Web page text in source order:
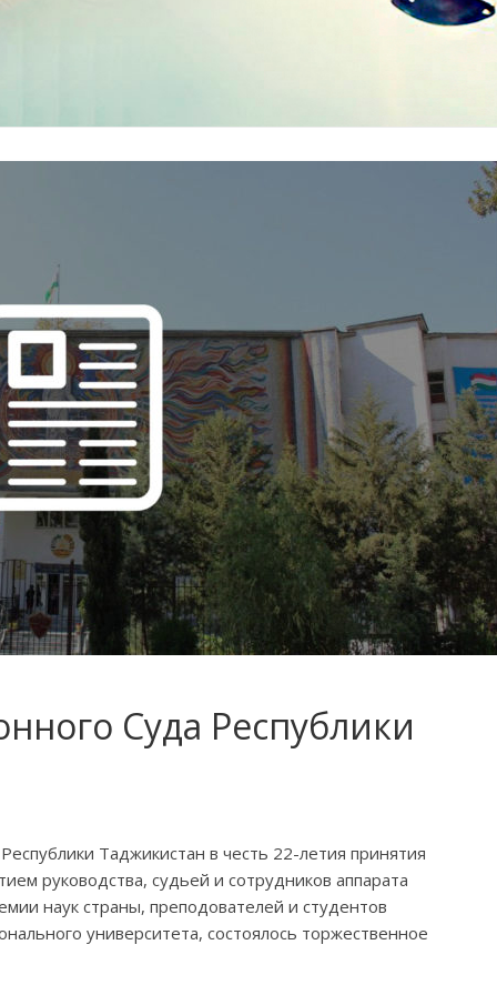
Суда Республики
Таджикистан в честь 22-летия принятия
руководства, судьей и сотрудников аппарата
наук страны, преподователей и студентов
университета, сос­тоя­лось торжественное